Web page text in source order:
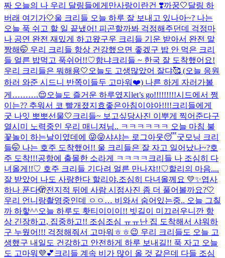
짜 오늘의 나 우리 달링들에게만사랑이란건 ❣️까꿍🤍달링 하
버래 여기가🤍울 크리들 오늘 하루 잘 보내고 있나아~? 나는
오늘 푹 쉬고 할 일 끝냈어! 피곤할까봐 걱정해주던데 걱정마
나 공연 완전 재밌게 하고왔구우 크리들 기운 받아서 완전 말
짱해🤭 우리 크리들 항상 건강했으면 좋겠구 밥 안 먹은 크리
들 얼른 밥먹고 푹쉬어!!♡함냐크리들 ~ 한국 잘 도착했어요!
우리 크리들은 뭐해용🤍 오늘도 고생많았어 잘댜🥰 (오늘 응원
하러 와준 시드니 반쪽이들두 고마워❤️) 나른 하게 자러가볼
게……….😌오늘도 즐거운 하루였지 let’s go!!!!!!!!!시드에서 쩡
이는?? 추워서 코 빨개졌지효좋은아침이야아!!!!크리들에게
굿 나잇 뽀뽀선물🤍 크리들~ 보고싶당사진 이뿌게 찍어준다구
열시미 노력중인 우리 매니져님.. ㅋㅋㅋㅋㅋㅋ 오늘 마침 불
꽃놀이 하는날이였데에 😜😜샤샤는 로그아웃😴굿모닝 크리
들🤭 나는 호주 도착했어!! 울 크리들은 잘 자고 일어났나~?호
주 도착!!!공항에 출몰한 소라게 ㅋㅋㅋㅋ 크리들 나 조심히 다
녀올게!!♡ 호주 크리들 기다려 얼른 만나쟈!!♡할리의 마음....
잘 받았어 나도 사랑한다 할리야.조심히 다녀올께요 💛✨엽사
하나 푼다🫣전지적 뒤에 사람 시점사진 좀 더 풀어볼까요?🤍
우리 언니랑촬영중인데 ㅇㅇ… 비와서 숨어있는중.. 오늘 그칠
까 하핳^^오늘 하루도 홧티이이이!! 빗길이 미끄러우니깐 항
상 긴장하고, 집중하고!! 조심조심 ㅠㅠ난 집 도착해서 샤워하
구 누웠어!!! 걱정해줘서 고마워ㅎㅎ😉 우리 크리들도 오늘 고
생했구 내일도 건강하고 안전하게 하루 보내길!! 푹 자고 오늘
도 고마워💜💕 크리들 계속 비가 많이 올 것 같은데 다들 조심